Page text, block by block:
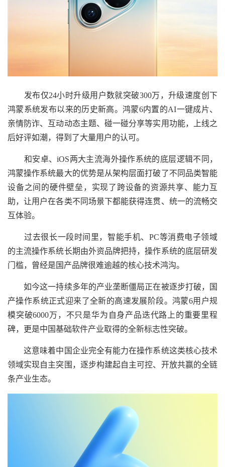
发布仅24小时升级用户数就突破300万，升级速度创下
鸿蒙系统发布以来的历史新高。鸿蒙6内置的AI一键成片、
亲情防诈、互动动态主题、碰一碰分享等实用功能，上线之
后好评如潮，得到了大量用户的认可。
和安卓、iOS两大主流海外操作系统的底层逻辑不同，
鸿蒙操作系统最大的优势是从架构层面打破了不同品类智能
设备之间的硬件壁垒，实现了跨设备的资源共享、能力互
助，让用户在各类不同场景下都能获得连贯、统一的流畅交
互体验。
过去很长一段时间里，智能手机、PC等消费电子领域
的主流操作系统长期由外资品牌把持，操作系统的底层研发
门槛，曾经是国产品牌很难逾越的核心技术鸿沟。
如今这一持续多年的产业垄断僵局正在被逐步打破，国
产操作系统正式迎来了全新的高速发展阶段。鸿蒙6用户规
模突破6000万，不只是华为自身产品迭代路上的重要里程
碑，更是中国基础软件产业取得的全新标志性突破。
这意味着中国企业完全有能力在操作系统这类核心技术
领域实现自主突围，逐步构建起自主可控、开放共赢的全链
条产业生态。